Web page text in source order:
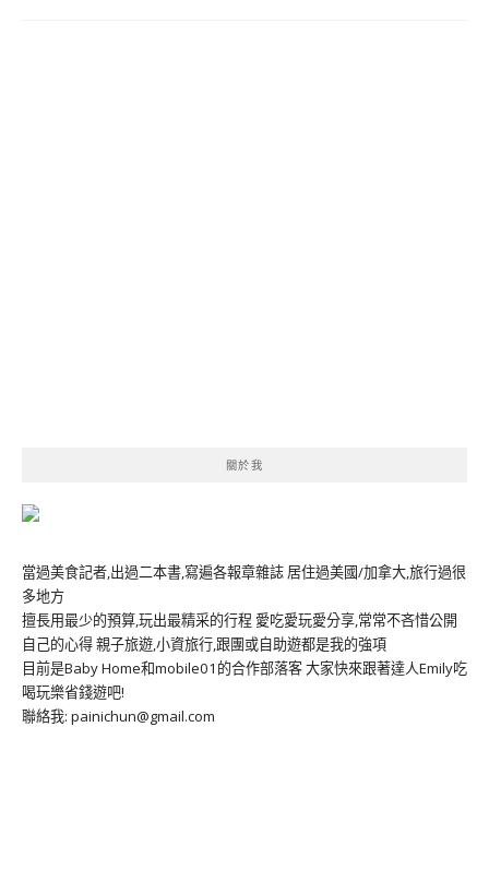
關於我
當過美食記者,出過二本書,寫遍各報章雜誌 居住過美國/加拿大,旅行過很
多地方
擅長用最少的預算,玩出最精采的行程 愛吃愛玩愛分享,常常不吝惜公開
自己的心得 親子旅遊,小資旅行,跟團或自助遊都是我的強項
目前是Baby Home和mobile01的合作部落客 大家快來跟著達人Emily吃
喝玩樂省錢遊吧!
聯絡我: painichun@gmail.com